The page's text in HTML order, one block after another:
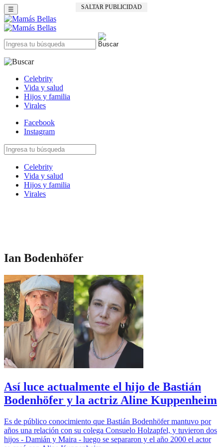
SALTAR PUBLICIDAD
☰
Celebrity
Vida y salud
Hijos y familia
Virales
Facebook
Instagram
Celebrity
Vida y salud
Hijos y familia
Virales
Ian Bodenhöfer
Así luce actualmente el hijo de Bastián
Bodenhöfer y la actriz Aline Kuppenheim
Es de público conocimiento que Bastián Bodenhöfer mantuvo por
años una relación con su colega Consuelo Holzapfel, y tuvieron dos
hijos - Damián y Maira - luego se separaron y el año 2000 el actor